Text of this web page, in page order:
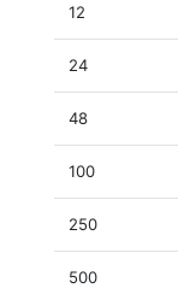
12
24
48
100
250
500